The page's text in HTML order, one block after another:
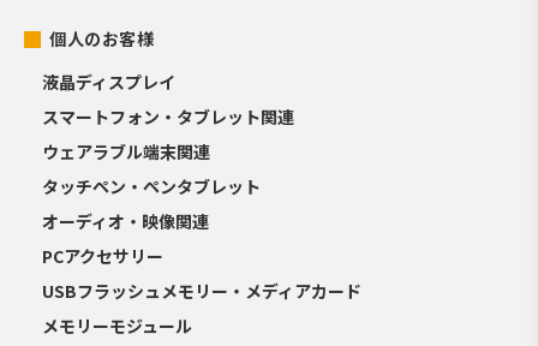
個人のお客様
液晶ディスプレイ
スマートフォン・タブレット関連
ウェアラブル端末関連
タッチペン・ペンタブレット
オーディオ・映像関連
PCアクセサリー
USBフラッシュメモリー・メディアカード
メモリーモジュール